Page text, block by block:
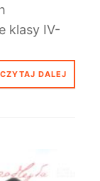
klasy IV-
CZYTAJ DALEJ